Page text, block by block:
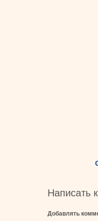
Написать
Добавлять